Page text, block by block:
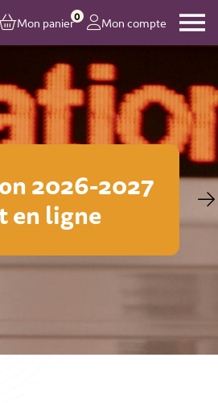
Mon panier0 Mon compte
Inscriptions en
sur toutes les
à partir du 24
2026 à 17h